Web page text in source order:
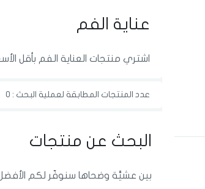
عناية الفم
اشتري منتجات العناية الفم بأقل
عدد المنتجات المطابقة لعملية البحث : 0
البحث عن منتجات
بين عشيَّة وضحاها سنوفّر لكم